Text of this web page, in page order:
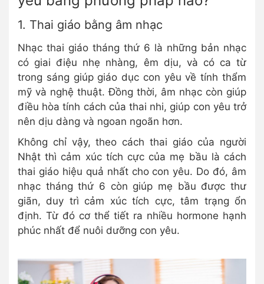
1. Thai giáo bằng âm nhạc
Nhạc thai giáo tháng thứ 6 là những bản nhạc
có giai điệu nhẹ nhàng, êm dịu, và có ca từ
trong sáng giúp giáo dục con yêu về tính thẩm
mỹ và nghệ thuật. Đồng thời, âm nhạc còn giúp
điều hòa tính cách của thai nhi, giúp con yêu trở
nên dịu dàng và ngoan ngoãn hơn.
Không chỉ vậy, theo cách thai giáo của người
Nhật thì cảm xúc tích cực của mẹ bầu là cách
thai giáo hiệu quả nhất cho con yêu. Do đó, âm
nhạc tháng thứ 6 còn giúp mẹ bầu được thư
giãn, duy trì cảm xúc tích cực, tâm trạng ổn
định. Từ đó cơ thể tiết ra nhiều hormone hạnh
phúc nhất để nuôi dưỡng con yêu.